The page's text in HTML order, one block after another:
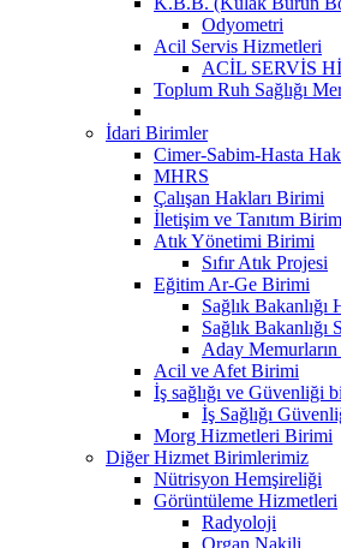
Odyometri
Acil Servis Hizmetleri
ACİL SERVİS
Toplum Ruh Sağlığı
İdari Birimler
Cimer-Sabim-Hasta
MHRS
Çalışan Hakları Birimi
İletişim ve Tanıtım
Atık Yönetimi Birimi
Sıfır Atık Projesi
Eğitim Ar-Ge Birimi
Sağlık
Sağlık
Aday
Acil ve Afet Birimi
İş sağlığı ve Güvenliği
İş Sağlığı
Morg Hizmetleri Birimi
Diğer Hizmet Birimlerimiz
Nütrisyon Hemşireliği
Görüntüleme Hizmetleri
Radyoloji
Organ Nakili